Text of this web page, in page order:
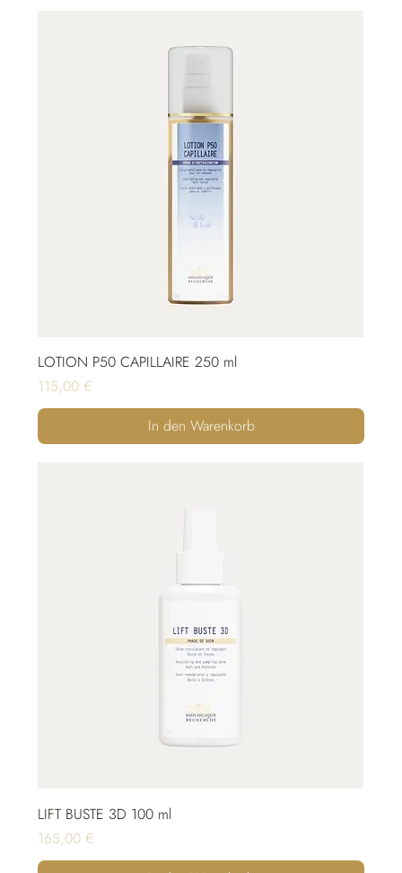
LOTION P50 CAPILLAIRE 250 ml
Preis
115,00 €
In den Warenkorb
LIFT BUSTE 3D 100 ml
Preis
165,00 €